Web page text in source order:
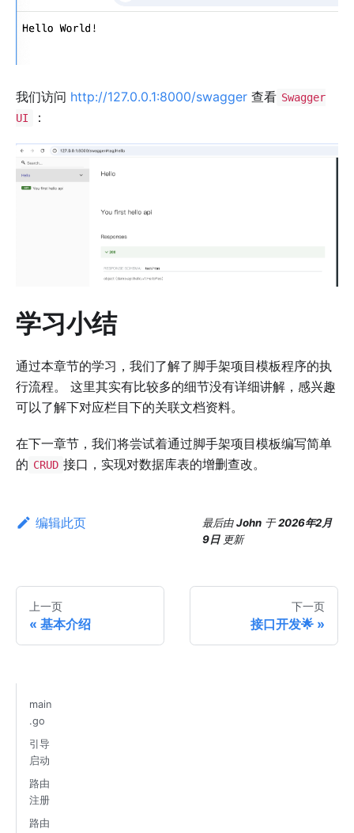
我们访问 http://127.0.0.1:8000/swagger 查看 Swagger
UI
：
学习小结
通过本章节的学习，我们了解了脚手架项目模板程序的执
行流程。 这里其实有比较多的细节没有详细讲解，感兴趣
可以了解下对应栏目下的关联文档资料。
在下一章节，我们将尝试着通过脚手架项目模板编写简单
的 CRUD 接口，实现对数据库表的增删查改。
编辑此页 最后由John 于2026年2月
9日 更新
上一页
基本介绍
下一页
接口开发🌟
main
.go
引导
启动
路由
注册
路由